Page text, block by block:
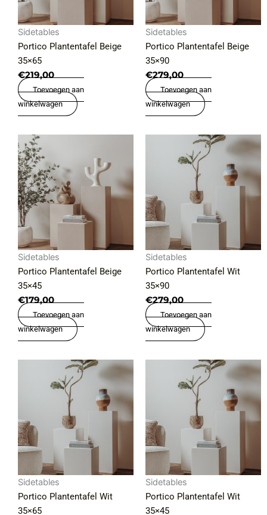
Sidetables
Portico Plantentafel Beige
35×65
€219,00
Toevoegen aan
winkelwagen
Sidetables
Portico Plantentafel Beige
35×90
€279,00
Toevoegen aan
winkelwagen
Sidetables
Portico Plantentafel Beige
35×45
€179,00
Toevoegen aan
winkelwagen
Sidetables
Portico Plantentafel Wit
35×90
€279,00
Toevoegen aan
winkelwagen
Sidetables
Portico Plantentafel Wit
35×65
Sidetables
Portico Plantentafel Wit
35×45